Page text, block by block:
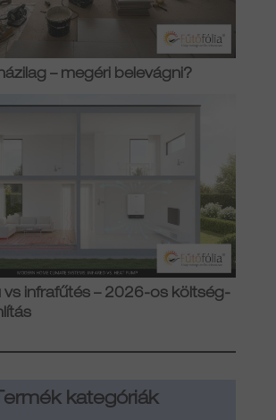
– megéri belevágni?
vs infrafűtés – 2026-os költség-
kategóriák